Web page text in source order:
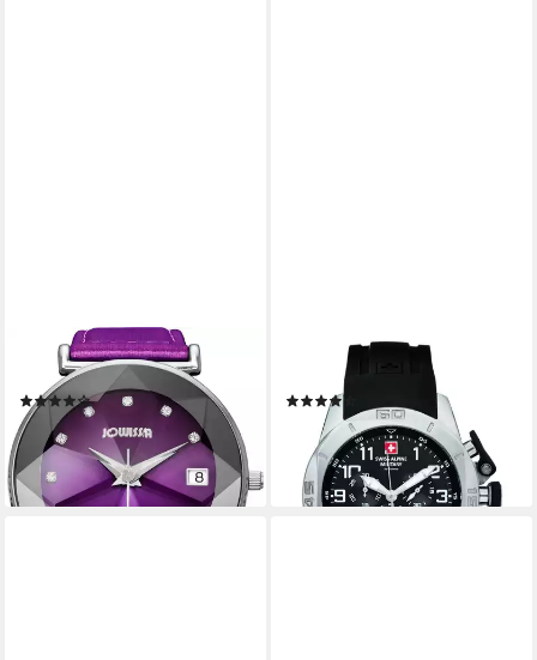
JOWISSA
Schweizer Uhr Facett
(14)
59,00 € UVP259,00 €
-77%
lieferbar - in 2-3 Werktagen bei dir
SWISS ALPINE MILITARY
Schweizer Uhr 7063.
189,55 € UVP599,00 €
-68%
lieferbar - in 2-3 Werktagen bei dir